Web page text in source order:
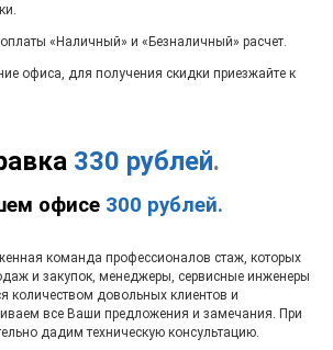
«Наличный» и «Безналичный» расчет.
офиса, для получения скидки приезжайте к
330 рублей.
офисе 300 рублей.
команда профессионалов стаж, которых
и закупок, менеджеры, сервисные инженеры
количеством довольных клиентов и
все Ваши предложения и замечания. При
дадим техническую консультацию.